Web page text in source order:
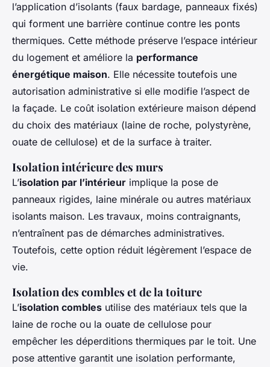
l’application d’isolants (faux bardage, panneaux fixés)
qui forment une barrière continue contre les ponts
thermiques. Cette méthode préserve l’espace intérieur
du logement et améliore la performance
énergétique maison. Elle nécessite toutefois une
autorisation administrative si elle modifie l’aspect de
la façade. Le coût isolation extérieure maison dépend
du choix des matériaux (laine de roche, polystyrène,
ouate de cellulose) et de la surface à traiter.
Isolation intérieure des murs
L’isolation par l’intérieur implique la pose de
panneaux rigides, laine minérale ou autres matériaux
isolants maison. Les travaux, moins contraignants,
n’entraînent pas de démarches administratives.
Toutefois, cette option réduit légèrement l’espace de
vie.
Isolation des combles et de la toiture
L’isolation combles utilise des matériaux tels que la
laine de roche ou la ouate de cellulose pour
empêcher les déperditions thermiques par le toit. Une
pose attentive garantit une isolation performante,